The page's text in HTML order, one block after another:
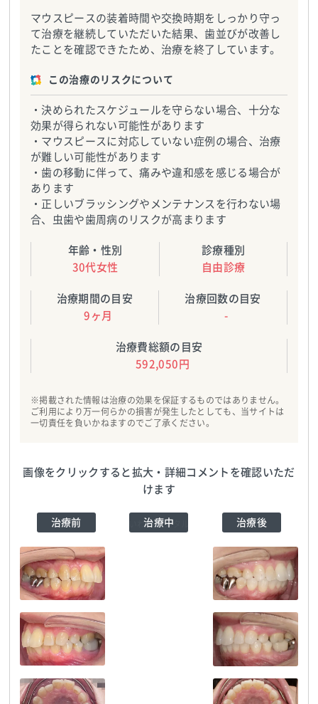
マウスピースの装着時間や交換時期をしっかり守っ
て治療を継続していただいた結果、歯並びが改善し
たことを確認できたため、治療を終了しています。
この治療のリスクについて
・決められたスケジュールを守らない場合、十分な
効果が得られない可能性があります
・マウスピースに対応していない症例の場合、治療
が難しい可能性があります
・歯の移動に伴って、痛みや違和感を感じる場合が
あります
・正しいブラッシングやメンテナンスを行わない場
合、虫歯や歯周病のリスクが高まります
年齢・性別
30代女性
診療種別
自由診療
治療期間の目安
9ヶ月
治療回数の目安
-
治療費総額の目安
592,050円
※掲載された情報は治療の効果を保証するものではありません。
ご利用により万一何らかの損害が発生したとしても、当サイトは
一切責任を負いかねますのでご了承ください。
画像をクリックすると拡大・詳細コメントを確認いただ
けます
治療前 治療中 治療後
さいわいデンタルク
リニックmoyuk
SAPPORO院
TEL:05018094594
さいわいデンタルク
さいわいデンタルク
リニックmoyuk
SAPPORO院
TEL:05018094594
さいわいデンタルク
リニックmoyuk
SAPPORO院
TEL:05018094594
さいわいデンタルク
リニックmoyuk
SAPPORO院
TEL:05018094594